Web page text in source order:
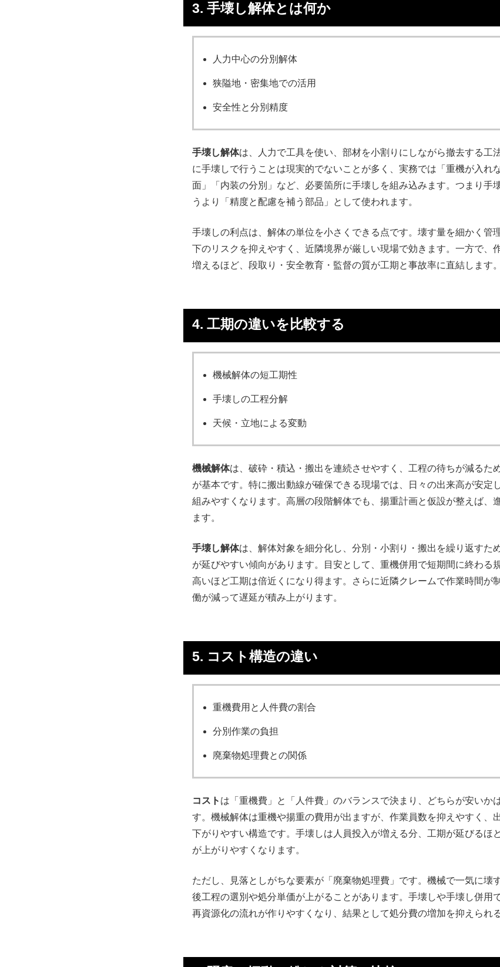
3. 手壊し解体とは何か
人力中心の分別解体
狭隘地・密集地での活用
安全性と分別精度
手壊し解体は、人力で工具を使い、部材を小割りにしながら撤去する工
に手壊しで行うことは現実的でないことが多く、実務では「重機が入れ
面」「内装の分別」など、必要箇所に手壊しを組み込みます。つまり手
うより「精度と配慮を補う部品」として使われます。
手壊しの利点は、解体の単位を小さくできる点です。壊す量を細かく管
下のリスクを抑えやすく、近隣境界が厳しい現場で効きます。一方で、
増えるほど、段取り・安全教育・監督の質が工期と事故率に直結します。
4. 工期の違いを比較する
機械解体の短工期性
手壊しの工程分解
天候・立地による変動
機械解体は、破砕・積込・搬出を連続させやすく、工程の待ちが減るた
が基本です。特に搬出動線が確保できる現場では、日々の出来高が安定
組みやすくなります。高層の段階解体でも、揚重計画と仮設が整えば、
ます。
手壊し解体は、解体対象を細分化し、分別・小割り・搬出を繰り返すた
が延びやすい傾向があります。目安として、重機併用で短期間に終わる
高いほど工期は倍近くになり得ます。さらに近隣クレームで作業時間が
働が減って遅延が積み上がります。
5. コスト構造の違い
重機費用と人件費の割合
分別作業の負担
廃棄物処理費との関係
コスト は「重機費」と「人件費」のバランスで決まり、どちらが安いか
す。機械解体は重機や揚重の費用が出ますが、作業員数を抑えやすく、
下がりやすい構造です。手壊しは人員投入が増える分、工期が延びるほ
が上がりやすくなります。
ただし、見落としがちな要素が「廃棄物処理費」です。機械で一気に壊
後工程の選別や処分単価が上がることがあります。手壊しや手壊し併用
再資源化の流れが作りやすくなり、結果として処分費の増加を抑えられ